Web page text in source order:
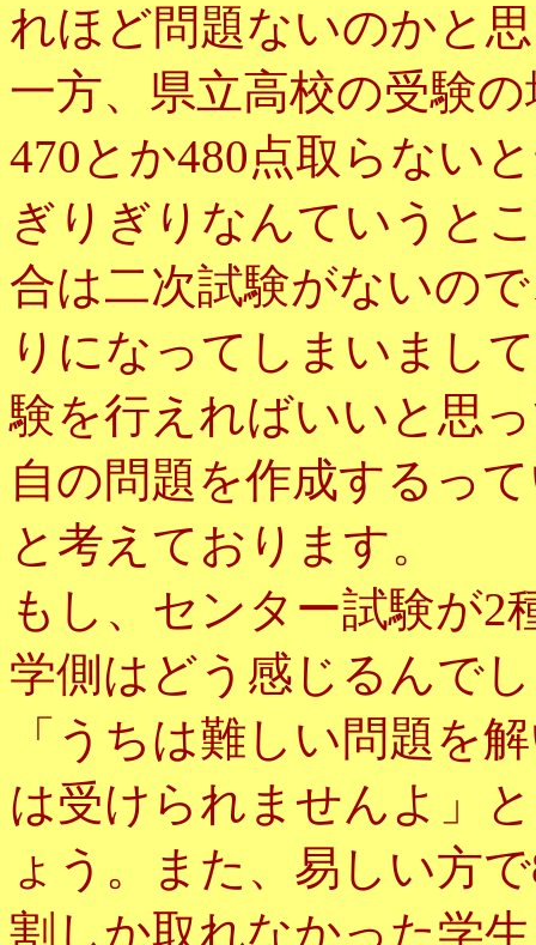
れほど問題ないのかと
一方、県立高校の受験
470とか480点取らない
ぎりぎりなんていうと
合は二次試験がないの
りになってしまいまし
験を行えればいいと思
自の問題を作成するっ
と考えております。
もし、センター試験が2
学側はどう感じるんで
「うちは難しい問題を
は受けられませんよ」
ょう。また、易しい方
割しか取れなかった学